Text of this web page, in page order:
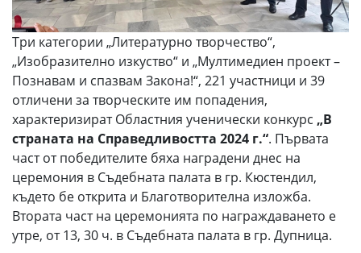
Три категории „Литературно творчество“,
„Изобразително изкуство“ и „Мултимедиен проект –
Познавам и спазвам Закона!“, 221 участници и 39
отличени за творческите им попадения,
характеризират Областния ученически конкурс „В
страната на Справедливостта 2024 г.“. Първата
част от победителите бяха наградени днес на
церемония в Съдебната палата в гр. Кюстендил,
където бе открита и Благотворителна изложба.
Втората част на церемонията по награждаването е
утре, от 13, 30 ч. в Съдебната палата в гр. Дупница.